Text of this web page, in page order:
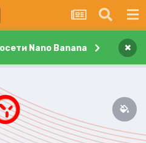
Nano Banana ×